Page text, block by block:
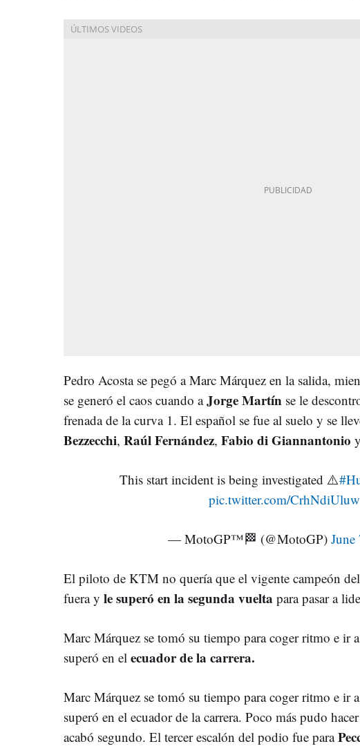
Pedro Acosta se pegó a Marc Márquez en la salida,
se generó el caos cuando aJorge Martín se le
frenada de la curva 1. El español se fue al suelo y se
Bezzecchi, Raúl Fernández, Fabio di Giannantonio y
This start incident is being investigated ⚠️
pic.twitter.com/CrhNdiUluw
— MotoGP™🏁 (@MotoGP)
El piloto de KTM no quería que el vigente campeón
fuera y le superó en la segunda vuelta para pasar a
Marc Márquez se tomó su tiempo para coger ritmo e ir
superó en el ecuador de la carrera.
Marc Márquez se tomó su tiempo para coger ritmo e ir
superó en el ecuador de la carrera. Poco más pudo
acabó segundo. El tercer escalón del podio fue para